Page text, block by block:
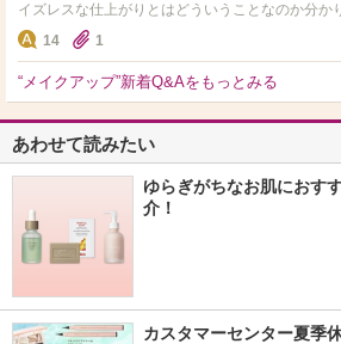
イズレスな仕上がりとはどういうことなのか分か
14
1
“メイクアップ”新着Q&Aをもっとみる
あわせて読みたい
ゆらぎがちなお肌におす
介！
カスタマーセンター夏季